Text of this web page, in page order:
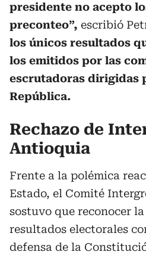
presidente no acepto
preconteo”, escribió
los únicos resultados
los emitidos por las
escrutadoras dirigidas
República.
Rechazo de
Antioquia
Frente a la polémica
Estado, el Comité
sostuvo que reconocer
resultados electorales
defensa de la